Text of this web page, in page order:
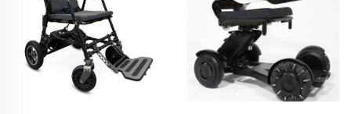
Krachtrolstoel